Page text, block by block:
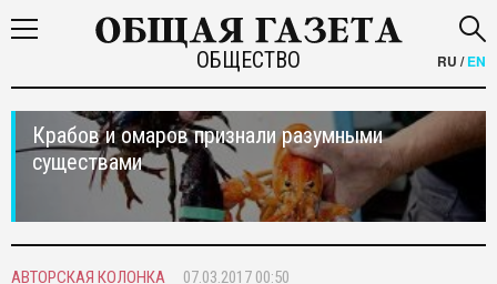
ОБЩЕСТВО RU /EN
Крабов и омаров признали разумными
существами
АВТОРСКАЯ КОЛОНКА 07.03.2017 00:50